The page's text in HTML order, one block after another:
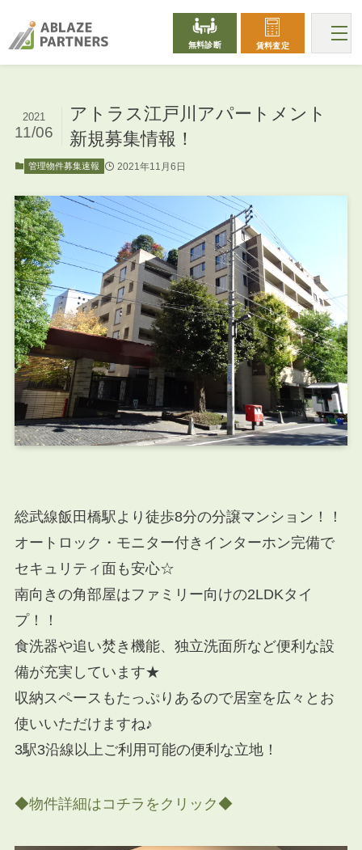
無料診断 賃料査定
アトラス江戸川アパートメント
新規募集情報！
2021
11/06
管理物件募集速報 2021年11月6日
総武線飯田橋駅より徒歩8分の分譲マンション！！
オートロック・モニター付きインターホン完備で
セキュリティ面も安心☆
南向きの角部屋はファミリー向けの2LDKタイ
プ！！
食洗器や追い焚き機能、独立洗面所など便利な設
備が充実しています★
収納スペースもたっぷりあるので居室を広々とお
使いいただけますね♪
3駅3沿線以上ご利用可能の便利な立地！
◆物件詳細はコチラをクリック◆